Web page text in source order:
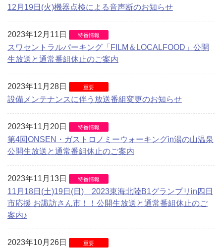
12月19日(火)機器点検による音声断のお知らせ
2023年12月11日 特番情報
スワセントラルパーキング「FILM＆LOCALFOOD」公開
生放送と通常番組休止のご案内
2023年11月28日 重要
設備メンテナンスに伴う放送番組変更のお知らせ
2023年11月20日 特番情報
第4回ONSEN・ガストロノミーウォーキングin湯の山温泉
公開生放送と通常番組休止のご案内
2023年11月13日 特番情報
11月18日(土)19日(日) 2023東海北陸B1グランプリin四日
市応援 お諏訪さん市！！公開生放送と通常番組休止のご
案内♪
2023年10月26日 重要